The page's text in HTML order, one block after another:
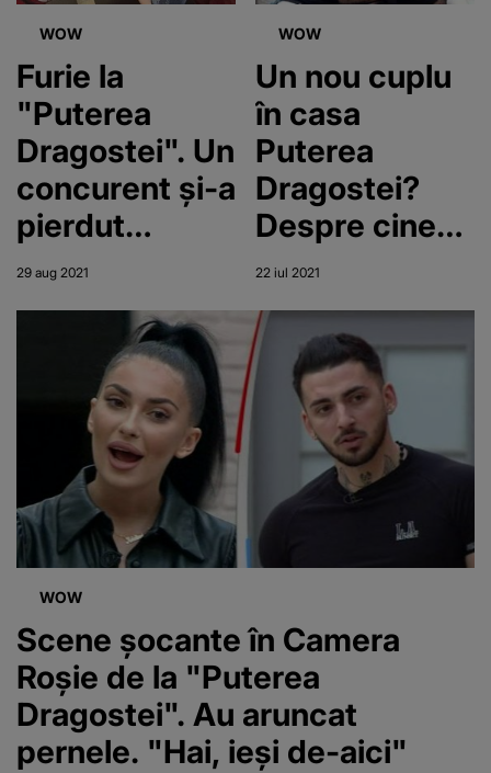
WOW
Furie la
"Puterea
Dragostei". Un
concurent și-a
pierdut
cumpătul și a
pumnul!
29 aug 2021
WOW
Un nou cuplu
în casa
Puterea
Dragostei?
Despre cine
este vorba?
22 iul 2021
WOW
Scene șocante în Camera
Roșie de la "Puterea
Dragostei". Au aruncat
pernele. "Hai, ieși de-aici"